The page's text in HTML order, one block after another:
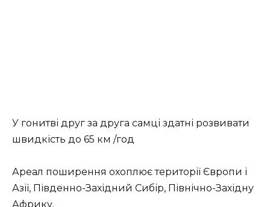
У гонитві друг за друга самці здатні розвивати
швидкість до 65 км /год
Ареал поширення охоплює території Європи і
Азії, Південно-Західний Сибір, Північно-Західну
Африку.